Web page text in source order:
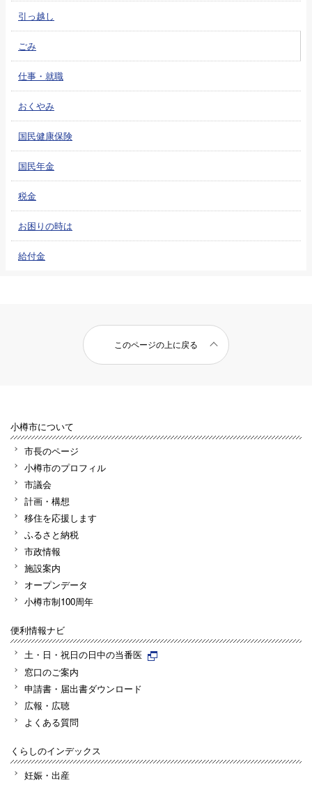
引っ越し
ごみ
仕事・就職
おくやみ
国民健康保険
国民年金
税金
お困りの時は
給付金
このページの上に戻る
小樽市について
市長のページ
小樽市のプロフィル
市議会
計画・構想
移住を応援します
ふるさと納税
市政情報
施設案内
オープンデータ
小樽市制100周年
便利情報ナビ
土・日・祝日の日中の当番医
窓口のご案内
申請書・届出書ダウンロード
広報・広聴
よくある質問
くらしのインデックス
妊娠・出産